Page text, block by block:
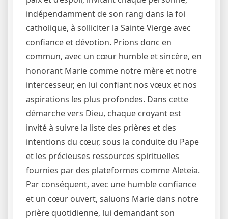
indépendamment de son rang dans la foi
catholique, à solliciter la Sainte Vierge avec
confiance et dévotion. Prions donc en
commun, avec un cœur humble et sincère, en
honorant Marie comme notre mère et notre
intercesseur, en lui confiant nos vœux et nos
aspirations les plus profondes. Dans cette
démarche vers Dieu, chaque croyant est
invité à suivre la liste des prières et des
intentions du cœur, sous la conduite du Pape
et les précieuses ressources spirituelles
fournies par des plateformes comme Aleteia.
Par conséquent, avec une humble confiance
et un cœur ouvert, saluons Marie dans notre
prière quotidienne, lui demandant son